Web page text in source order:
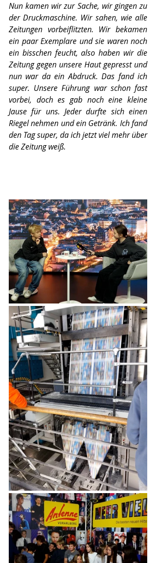
Nun kamen wir zur Sache, wir gingen zu
der Druckmaschine. Wir sahen, wie alle
Zeitungen vorbeiflitzten. Wir bekamen
ein paar Exemplare und sie waren noch
ein bisschen feucht, also haben wir die
Zeitung gegen unsere Haut gepresst und
nun war da ein Abdruck. Das fand ich
super. Unsere Führung war schon fast
vorbei, doch es gab noch eine kleine
Jause für uns. Jeder durfte sich einen
Riegel nehmen und ein Getränk. Ich fand
den Tag super, da ich jetzt viel mehr über
die Zeitung weiß.